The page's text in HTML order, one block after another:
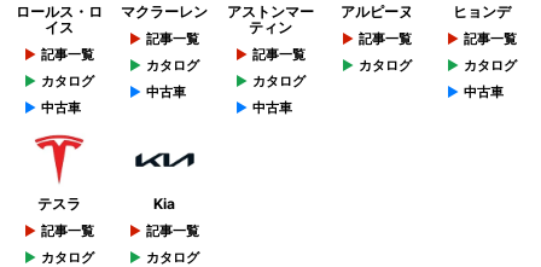
ロールス・ロ
イス
記事一覧
カタログ
中古車
マクラーレン
記事一覧
カタログ
中古車
アストンマー
ティン
記事一覧
カタログ
中古車
アルピーヌ
記事一覧
カタログ
ヒョンデ
記事一覧
カタログ
中古車
テスラ
記事一覧
カタログ
Kia
記事一覧
カタログ